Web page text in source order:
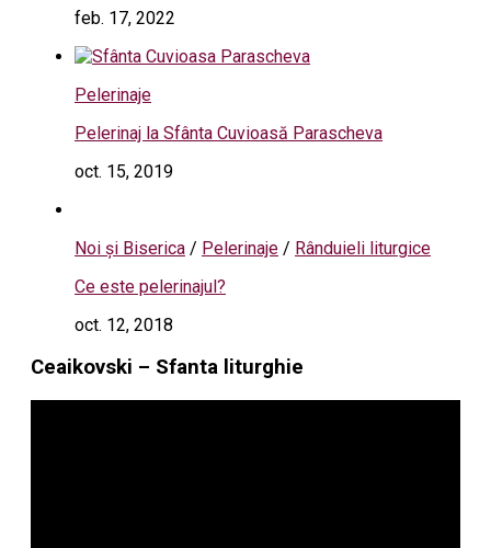
feb. 17, 2022
Pelerinaje
Pelerinaj la Sfânta Cuvioasă Parascheva
oct. 15, 2019
Noi și Biserica / Pelerinaje / Rânduieli liturgice
Ce este pelerinajul?
oct. 12, 2018
Ceaikovski – Sfanta liturghie